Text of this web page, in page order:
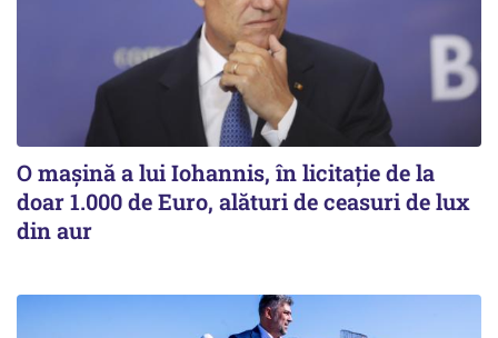
O mașină a lui Iohannis, în licitație de la
doar 1.000 de Euro, alături de ceasuri de lux
din aur